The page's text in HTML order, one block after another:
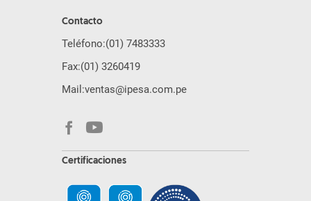
Contacto
Teléfono:(01) 7483333
Fax:(01) 3260419
Mail:ventas@ipesa.com.pe
Certificaciones